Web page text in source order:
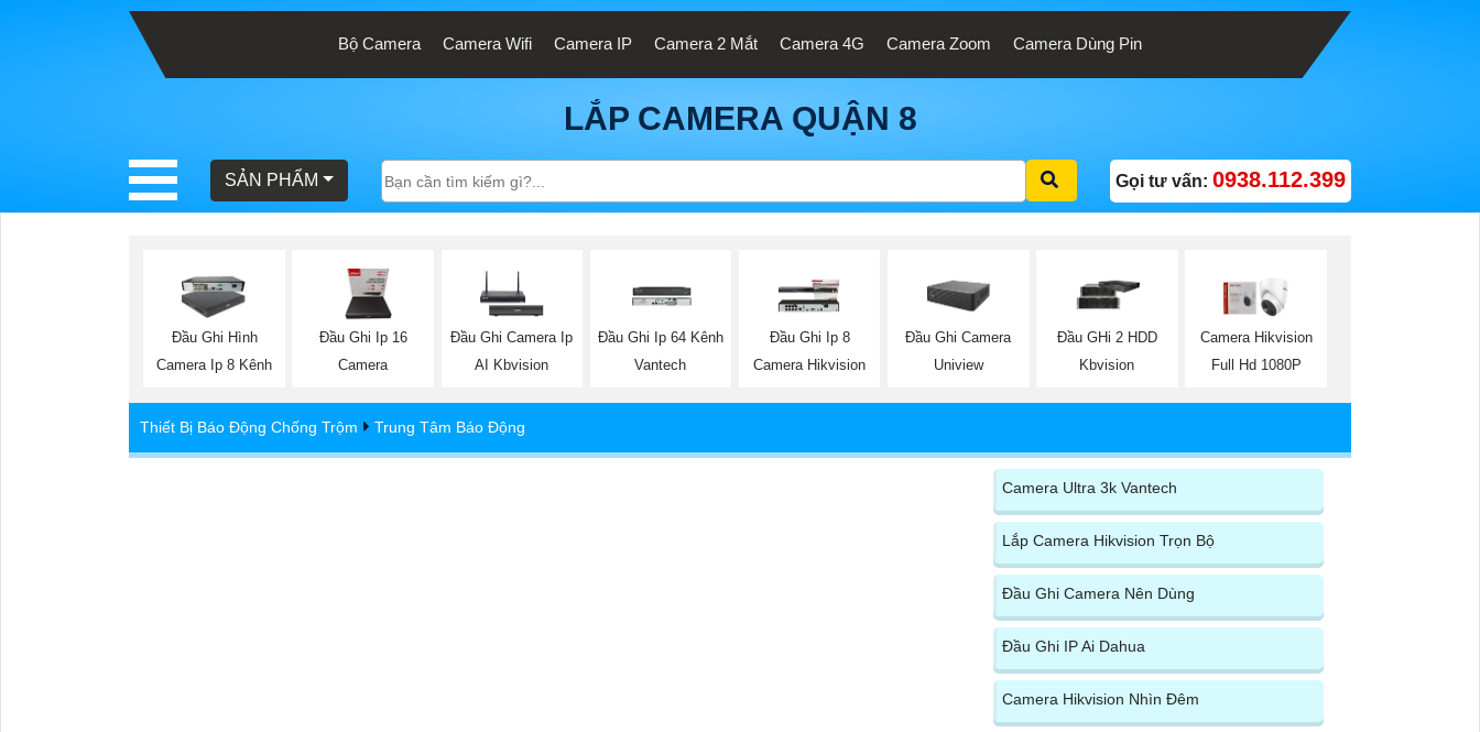
Bộ Camera Camera Wifi Camera IP Camera 2 Mắt Camera 4G Camera Zoom Camera Dùng Pin
LẮP CAMERA QUẬN 8
SẢN PHẨM Gọi tư vấn: 0938.112.399
Đầu Ghi Hình
Camera Ip 8 Kênh
Đầu Ghi Ip 16
Camera
Đầu Ghi Camera Ip
AI Kbvision
Đầu Ghi Ip 64 Kênh
Vantech
Đầu Ghi Ip 8
Camera Hikvision
Đầu Ghi Camera
Uniview
Đầu GHi 2 HDD
Kbvision
Camera Hikvision
Full Hd 1080P
Thiết Bị Báo Động Chống Trộm Trung Tâm Báo Động
Camera Ultra 3k Vantech
Lắp Camera Hikvision Trọn Bộ
Đầu Ghi Camera Nên Dùng
Đầu Ghi IP Ai Dahua
Camera Hikvision Nhìn Đêm